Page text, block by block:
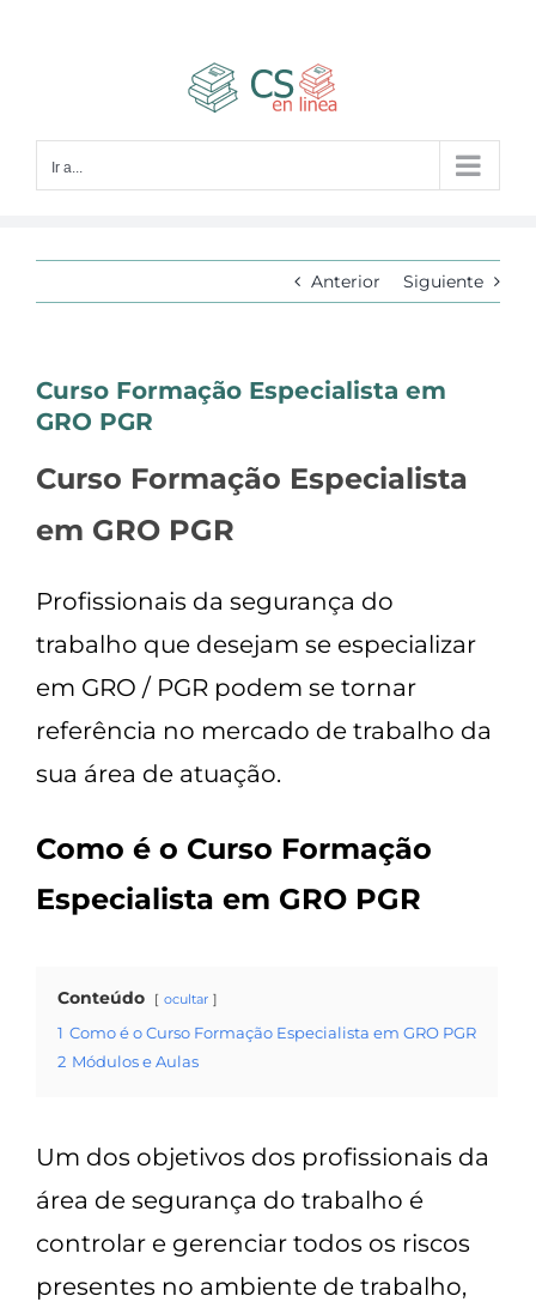
Ir a...
Anterior Siguiente
Curso Formação Especialista em
GRO PGR
Curso Formação Especialista
em GRO PGR
Profissionais da segurança do
trabalho que desejam se especializar
em GRO / PGR podem se tornar
referência no mercado de trabalho da
sua área de atuação.
Como é o Curso Formação
Especialista em GRO PGR
Conteúdo ocultar
1 Como é o Curso Formação Especialista em GRO PGR
2 Módulos e Aulas
Um dos objetivos dos profissionais da
área de segurança do trabalho é
controlar e gerenciar todos os riscos
presentes no ambiente de trabalho,